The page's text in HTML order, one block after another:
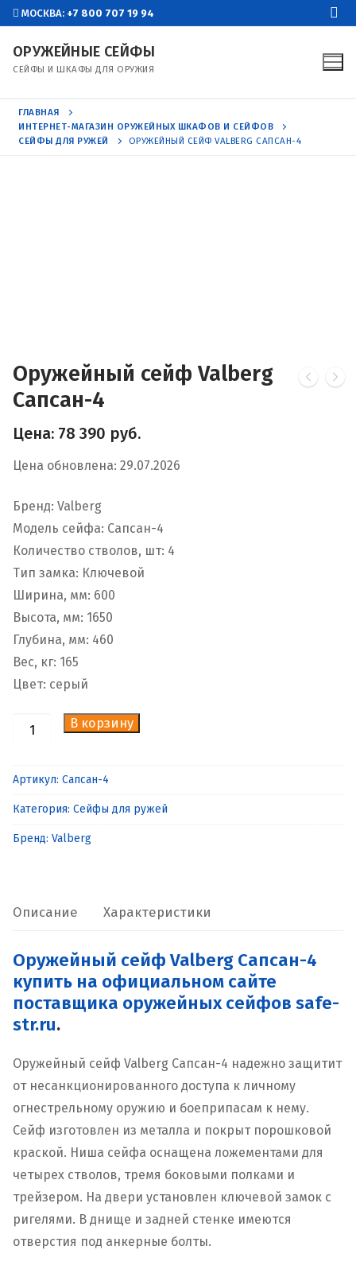
Перейти
содержимому
МОСКВА: +7 800 707 19 94
ОРУЖЕЙНЫЕ СЕЙФЫ
СЕЙФЫ И ШКАФЫ ДЛЯ ОРУЖИЯ
ГЛАВНАЯ
ИНТЕРНЕТ-МАГАЗИН ОРУЖЕЙНЫХ ШКАФОВ И СЕЙФОВ
СЕЙФЫ ДЛЯ РУЖЕЙ
ОРУЖЕЙНЫЙ СЕЙФ VALBERG САПСАН-4
Оружейный сейф Valberg
Сапсан-4
Цена: 78 390 руб.
Цена обновлена: 29.07.2026
Бренд: Valberg
Модель сейфа: Сапсан-4
Количество стволов, шт: 4
Тип замка: Ключевой
Ширина, мм: 600
Высота, мм: 1650
Глубина, мм: 460
Вес, кг: 165
Цвет: серый
Количество
сейф
Valberg
Сапсан-4
В корзину
Артикул: Сапсан-4
Категория: Сейфы для ружей
Бренд: Valberg
Описание Характеристики
Оружейный сейф Valberg Сапсан-4
купить на официальном сайте
поставщика оружейных сейфов safe-
str.ru.
Оружейный сейф Valberg Сапсан-4 надежно защитит
от несанкционированного доступа к личному
огнестрельному оружию и боеприпасам к нему.
Сейф изготовлен из металла и покрыт порошковой
краской. Ниша сейфа оснащена ложементами для
четырех стволов, тремя боковыми полками и
трейзером. На двери установлен ключевой замок с
ригелями. В днище и задней стенке имеются
отверстия под анкерные болты.